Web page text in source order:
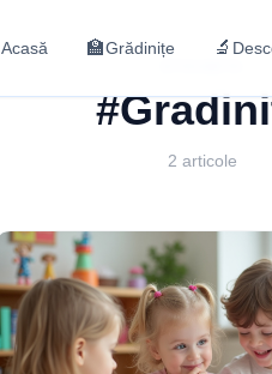
Acasă 🏫Grădinițe 🔬
2 articole